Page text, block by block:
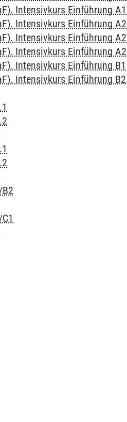
Intensivkurs Einführung
Intensivkurs Einführung A2
Intensivkurs Einführung
Intensivkurs Einführung
Intensivkurs Einführung B1
Intensivkurs Einführung B2